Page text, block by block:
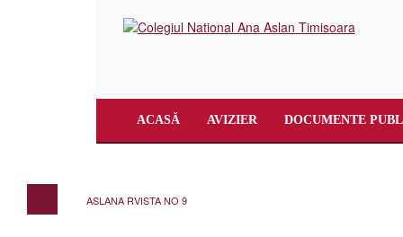
ACASĂ AVIZIER DOCUMENTE
ASLANA RVISTA NO 9